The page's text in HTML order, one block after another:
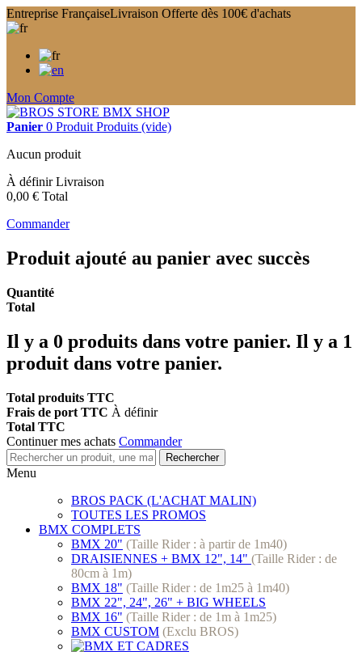
Entreprise FrançaiseLivraison Offerte dès 100€ d'achats
Mon Compte
Panier 0 Produit Produits (vide)
Aucun produit
À définirLivraison
0,00 € Total
Commander
Produit ajouté au panier avec succès
Quantité
Total
Il y a 0 produits dans votre panier. Il y a 1
produit dans votre panier.
Total produits TTC
Frais de port TTC À définir
Total TTC
Continuer mes achats Commander
Rechercher
Menu
BROS PACK (L'ACHAT MALIN)
TOUTES LES PROMOS
BMX COMPLETS
BMX 20" (Taille Rider : à partir de 1m40)
DRAISIENNES + BMX 12", 14" (Taille Rider : de
80cm à 1m)
BMX 18" (Taille Rider : de 1m25 à 1m40)
BMX 22", 24", 26" + BIG WHEELS
BMX 16" (Taille Rider : de 1m à 1m25)
BMX CUSTOM (Exclu BROS)